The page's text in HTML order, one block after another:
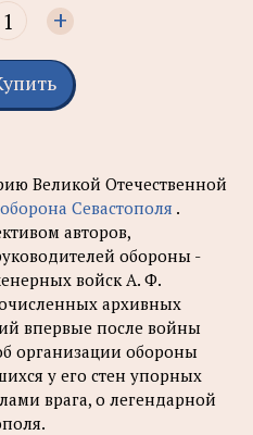
+
Великой Отечественной
Севастополя .
авторов,
обороны -
войск А. Ф.
архивных
впервые после войны
организации обороны
у его стен упорных
врага, о легендарной